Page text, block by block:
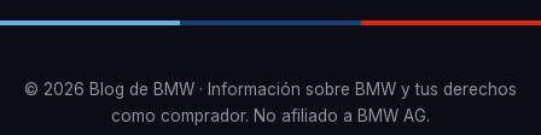
© 2026 Blog de BMW · Información sobre BMW y tus derechos
como comprador. No afiliado a BMW AG.